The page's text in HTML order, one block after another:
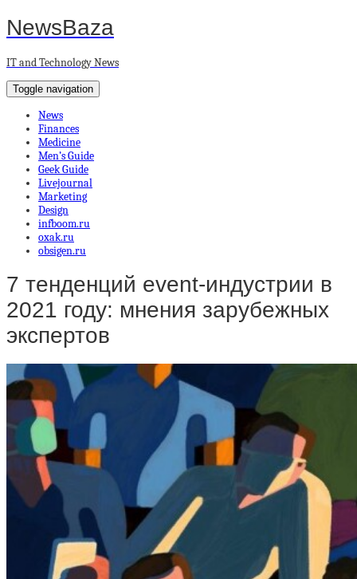
NewsBaza
IT and Technology News
Toggle navigation
News
Finances
Medicine
Men’s Guide
Geek Guide
Livejournal
Marketing
Design
infboom.ru
oxak.ru
obsigen.ru
7 тенденций event-индустрии в
2021 году: мнения зарубежных
экспертов